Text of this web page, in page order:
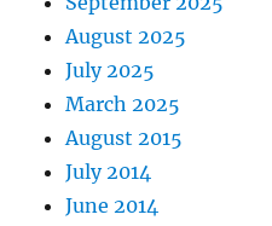
August 2025
July 2025
March 2025
August 2015
July 2014
June 2014